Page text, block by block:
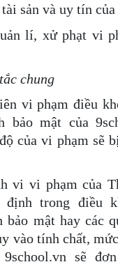
sản và uy tín
lí, xử phạt vi
chung
vi phạm điều
bảo mật của
của vi phạm sẽ
vi vi phạm của
định trong điều
bảo mật hay các
vào tính chất,
sẽ